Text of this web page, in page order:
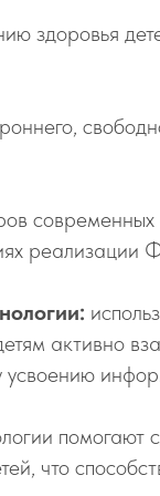
здоровья
активно
усвоению
помогают
что